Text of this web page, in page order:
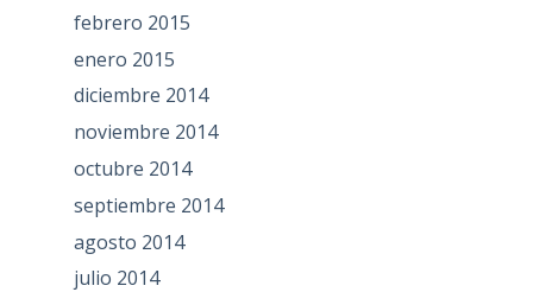
febrero 2015
enero 2015
diciembre 2014
noviembre 2014
octubre 2014
septiembre 2014
agosto 2014
julio 2014